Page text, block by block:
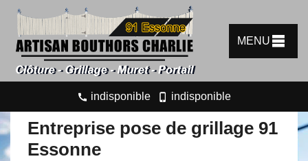
MENU
indisponible indisponible
Entreprise pose de grillage 91
Essonne